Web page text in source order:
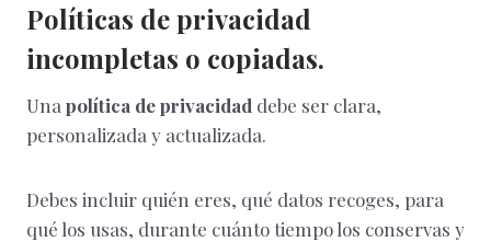
Políticas de privacidad
incompletas o copiadas.
Una política de privacidad debe ser clara,
personalizada y actualizada.
Debes incluir quién eres, qué datos recoges, para
qué los usas, durante cuánto tiempo los conservas y